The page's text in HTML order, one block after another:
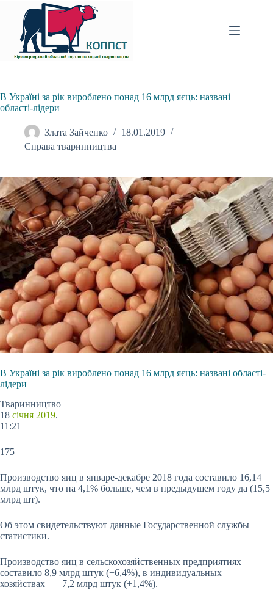
вмісту
В Україні за рік вироблено понад 16 млрд яєць: названі
області-лідери
Злата Зайченко
18.01.2019
Справа тваринництва
В Україні за рік вироблено понад 16 млрд яєць: названі області-
лідери
Тваринництво
18 січня 2019.
11:21
175
Производство яиц в январе-декабре 2018 года составило 16,14
млрд штук, что на 4,1% больше, чем в предыдущем году да (15,5
млрд шт).
Об этом свидетельствуют данные Государственной службы
статистики.
Производство яиц в сельскохозяйственных предприятиях
составило 8,9 млрд штук (+6,4%), в индивидуальных
хозяйствах — 7,2 млрд штук (+1,4%).